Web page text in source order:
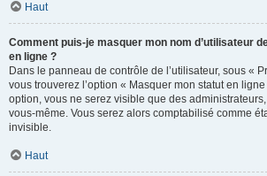
Haut
Comment puis-je masquer mon nom d’utilisateur
en ligne ?
Dans le panneau de contrôle de l’utilisateur, sous «
vous trouverez l’option « Masquer mon statut en
option, vous ne serez visible que des
vous-même. Vous serez alors comptabilisé comme
invisible.
Haut